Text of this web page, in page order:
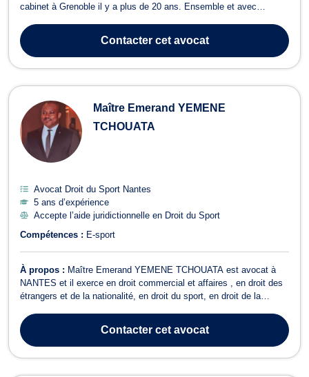
cabinet à Grenoble il y a plus de 20 ans. Ensemble et avec
plaçant leur mission et leurs valeurs au centre de leur
collaboration. Elle exerce ses compét...
Contactercet avocat
Maître Emerand YEMENE
TCHOUATA
Avocat Droit du Sport Nantes
5 ans d’expérience
Accepte l’aide juridictionnelle en Droit du Sport
Compétences : E-sport
À propos : Maître Emerand YEMENE TCHOUATA est avocat à
NANTES et il exerce en droit commercial et affaires , en droit des
étrangers et de la nationalité, en droit du sport, en droit de la
d’exécution. D’abord, concernant le droit commercial, des affaires ,
cet avocat es...
Contactercet avocat